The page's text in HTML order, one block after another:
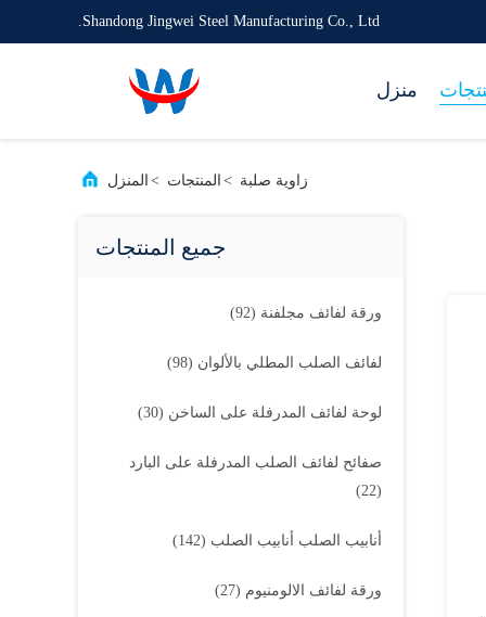
Shandong Jingwei Steel Manufacturing Co., Ltd.
منزل
المنزل > المنتجات > زاوية صلبة
جميع المنتجات
ورقة لفائف مجلفنة (92)
لفائف الصلب المطلي بالألوان (98)
لوحة لفائف المدرفلة على الساخن (30)
صفائح لفائف الصلب المدرفلة على البارد
(22)
أنابيب الصلب أنابيب الصلب (142)
ورقة لفائف الالومنيوم (27)